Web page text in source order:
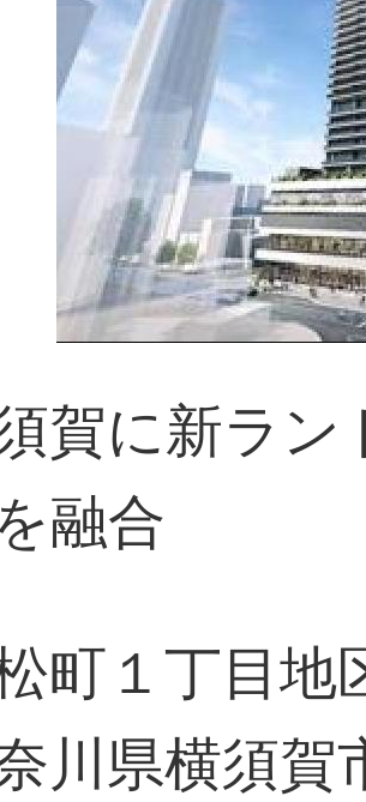
賀に新ラン
融合
町１丁目地
奈川県横須